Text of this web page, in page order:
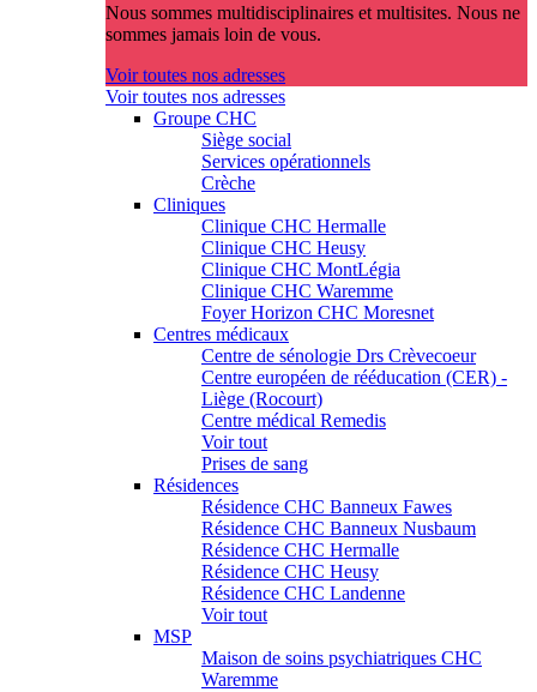
Nous sommes multidisciplinaires et multisites. Nous ne
sommes jamais loin de vous.
Voir toutes nos adresses
Voir toutes nos adresses
Groupe CHC
Siège social
Services opérationnels
Crèche
Cliniques
Clinique CHC Hermalle
Clinique CHC Heusy
Clinique CHC MontLégia
Clinique CHC Waremme
Foyer Horizon CHC Moresnet
Centres médicaux
Centre de sénologie Drs Crèvecoeur
Centre européen de rééducation (CER) -
Liège (Rocourt)
Centre médical Remedis
Voir tout
Prises de sang
Résidences
Résidence CHC Banneux Fawes
Résidence CHC Banneux Nusbaum
Résidence CHC Hermalle
Résidence CHC Heusy
Résidence CHC Landenne
Voir tout
MSP
Maison de soins psychiatriques CHC
Waremme